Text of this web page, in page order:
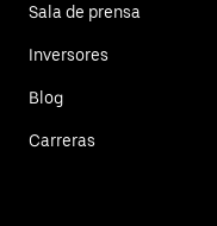
Sala de prensa
Inversores
Blog
Carreras